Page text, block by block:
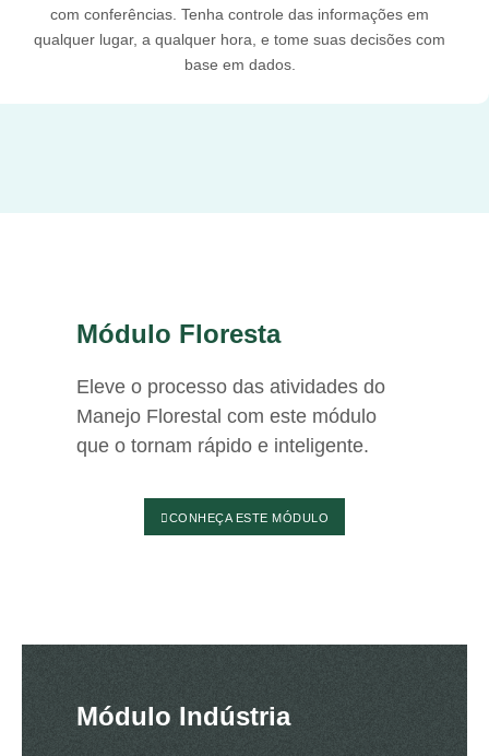
com conferências. Tenha controle das informações em
qualquer lugar, a qualquer hora, e tome suas decisões com
base em dados.
Módulo Floresta
Eleve o processo das atividades do
Manejo Florestal com este módulo
que o tornam rápido e inteligente.
CONHEÇA ESTE MÓDULO
Módulo Indústria